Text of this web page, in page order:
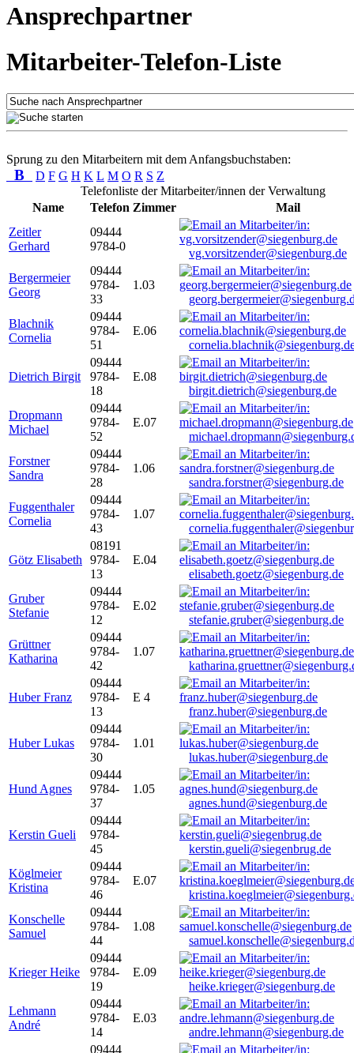
Ansprechpartner
Mitarbeiter-Telefon-Liste
Sprung zu den Mitarbeitern mit dem Anfangsbuchstaben:
B D F G H K L M O R S Z
Telefonliste der Mitarbeiter/innen der Verwaltung
Name
Telefon Zimmer
Mail
Zeitler
Gerhard
09444
9784-0
vg.vorsitzender@siegenburg.de
Bergermeier
Georg
09444
9784-
33
1.03
Blachnik
Cornelia
09444
9784-
51
E.06
Dietrich Birgit
09444
9784-
18
E.08
birgit.dietrich@siegenburg.de
Dropmann
Michael
09444
9784-
52
E.07
Forstner
Sandra
09444
9784-
28
1.06
sandra.forstner@siegenburg.de
Fuggenthaler
Cornelia
09444
9784-
43
1.07
Götz Elisabeth
08191
9784-
13
E.04
elisabeth.goetz@siegenburg.de
Gruber
Stefanie
09444
9784-
12
E.02
stefanie.gruber@siegenburg.de
Grüttner
Katharina
09444
9784-
42
1.07
Huber Franz
09444
9784-
13
E 4
franz.huber@siegenburg.de
Huber Lukas
09444
9784-
30
1.01
lukas.huber@siegenburg.de
Hund Agnes
09444
9784-
37
1.05
agnes.hund@siegenburg.de
Kerstin Gueli
09444
9784-
45
kerstin.gueli@siegenbrug.de
Köglmeier
Kristina
09444
9784-
46
E.07
Konschelle
Samuel
09444
9784-
44
1.08
Krieger Heike
09444
9784-
19
E.09
heike.krieger@siegenburg.de
Lehmann
André
09444
9784-
14
E.03
andre.lehmann@siegenburg.de
09444